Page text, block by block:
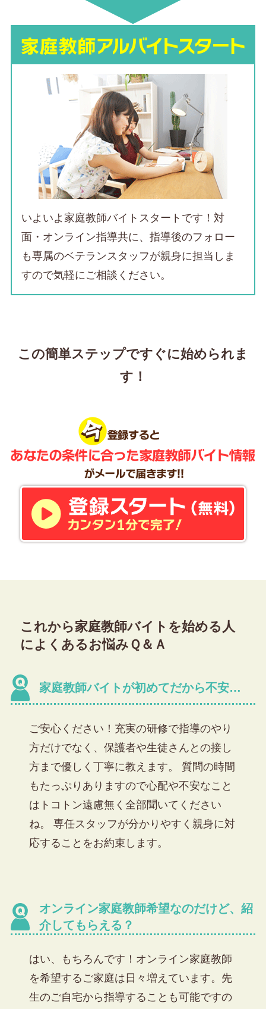
いよいよ家庭教師バイトスタートです！対
面・オンライン指導共に、 指導後のフォロー
も専属のベテランスタッフが親身に担当 しま
すので気軽にご相談ください。
この簡単ステップですぐに始められま
す！
これから家庭教師バイトを始める人
によくあるお悩みＱ＆Ａ
家庭教師バイトが初めてだから不安…
ご安心ください！充実の研修で指導のやり
方だけでなく、保護者や生徒さんとの接し
方まで優しく丁寧に教えます。 質問の時間
もたっぷり ありますので心配や不安なこと
はトコトン遠慮無く全部聞いてください
ね。 専任スタッフが分かりやすく親身に対
応することをお約束します。
オンライン家庭教師希望なのだけど、紹
介してもらえる？
はい、もちろんです！オンライン家庭教師
を希望するご家庭は日々増えています。先
生のご自宅から指導することも可能ですの